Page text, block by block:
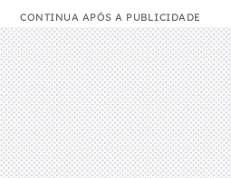
CONTINUA APÓS A PUBLICIDADE